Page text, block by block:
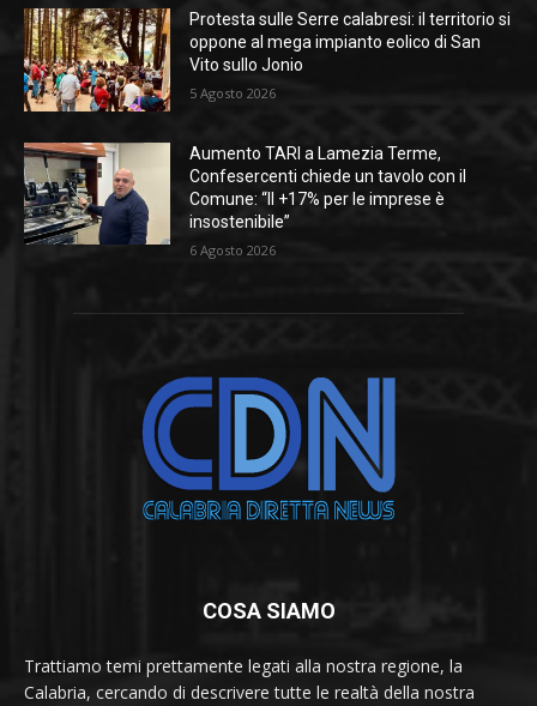
Protesta sulle Serre calabresi: il territorio si
oppone al mega impianto eolico di San
Vito sullo Jonio
5 Agosto 2026
Aumento TARI a Lamezia Terme,
Confesercenti chiede un tavolo con il
Comune: “Il +17% per le imprese è
insostenibile”
6 Agosto 2026
COSA SIAMO
Trattiamo temi prettamente legati alla nostra regione, la
Calabria, cercando di descrivere tutte le realtà della nostra